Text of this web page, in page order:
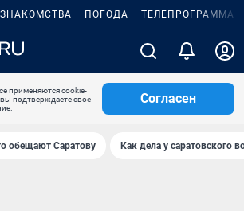
ЗНАКОМСТВА ПОГОДА ТЕЛЕПРОГРАММА
применяются cookie-
подтверждаете свое
Согласен
обещают Саратову Как дела у саратовского